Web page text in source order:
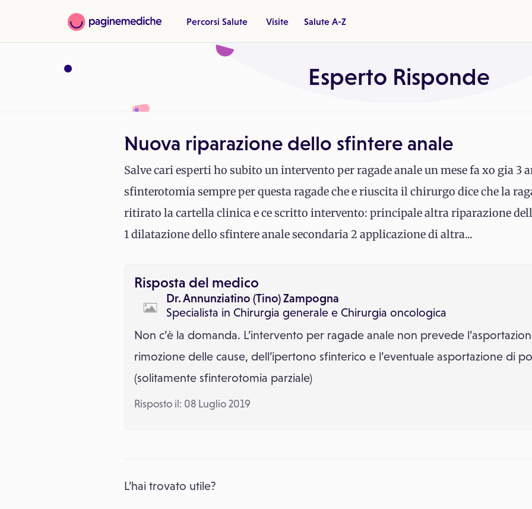
Percorsi Salute Visite Salute A-Z
Esperto Risponde
Nuova riparazione dello sfintere anale
Salve cari esperti ho subito un intervento per ragade anale un mese fa xo gia 3
sfinterotomia sempre per questa ragade che e riuscita il chirurgo dice che la
ritirato la cartella clinica e ce scritto intervento: principale altra riparazione
1 dilatazione dello sfintere anale secondaria 2 applicazione di altra...
Risposta del medico
Dr. Annunziatino (Tino) Zampogna
Specialista in Chirurgia generale e Chirurgia oncologica
Non c’è la domanda. L’intervento per ragade anale non prevede
rimozione delle cause, dell’ipertono sfinterico e l’eventuale asportazione di
(solitamente sfinterotomia parziale)
Risposto il: 08 Luglio 2019
L’hai trovato utile?